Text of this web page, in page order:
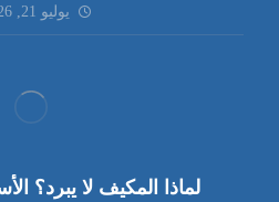
يوليو 21, 2026
لماذا المكيف لا يبرد؟